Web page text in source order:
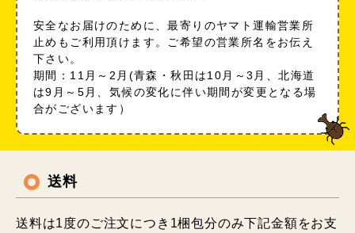
安全なお届けのために、最寄りのヤマト運輸営業所
止めもご利用頂けます。ご希望の営業所名をお伝え
下さい。
期間：11月～2月(青森・秋田は10月～3月、北海道
は9月～5月、気候の変化に伴い期間が変更となる場
合がございます）
送料
送料は1度のご注文につき1梱包分のみ下記金額をお支